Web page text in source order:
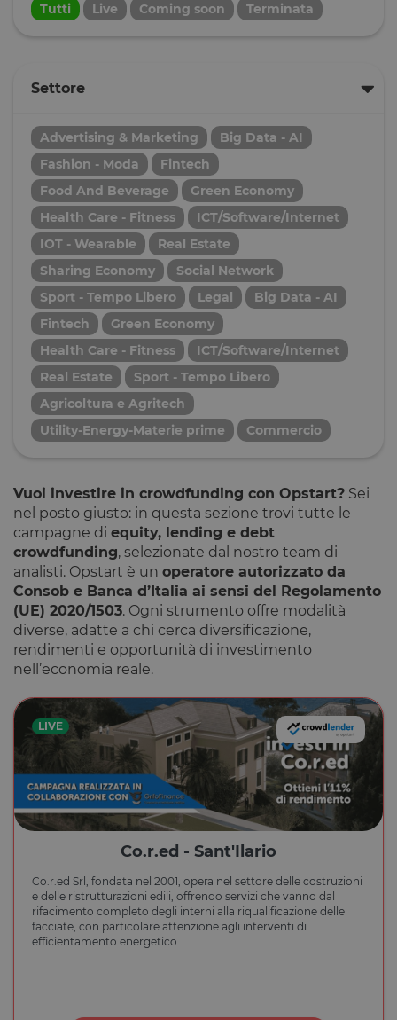
Tutti Live Coming soon Terminata
Settore
Advertising & Marketing
Big Data - AI
Fashion - Moda
Fintech
Food And Beverage
Green Economy
Health Care - Fitness
ICT/Software/Internet
IOT - Wearable
Real Estate
Sharing Economy
Social Network
Sport - Tempo Libero
Legal
Big Data - AI
Fintech
Green Economy
Health Care - Fitness
ICT/Software/Internet
Real Estate
Sport - Tempo Libero
Agricoltura e Agritech
Utility-Energy-Materie prime
Commercio
Vuoi investire in crowdfunding con Opstart? Sei
nel posto giusto: in questa sezione trovi tutte le
campagne di equity, lending e debt
crowdfunding, selezionate dal nostro team di
analisti. Opstart è un operatore autorizzato da
Consob e Banca d’Italia ai sensi del Regolamento
(UE) 2020/1503. Ogni strumento offre modalità
diverse, adatte a chi cerca diversificazione,
rendimenti e opportunità di investimento
nell’economia reale.
LIVE
Co.r.ed - Sant'Ilario
Co.r.ed Srl, fondata nel 2001, opera nel settore delle costruzioni
e delle ristrutturazioni edili, offrendo servizi che vanno dal
rifacimento completo degli interni alla riqualificazione delle
facciate, con particolare attenzione agli interventi di
efficientamento energetico.